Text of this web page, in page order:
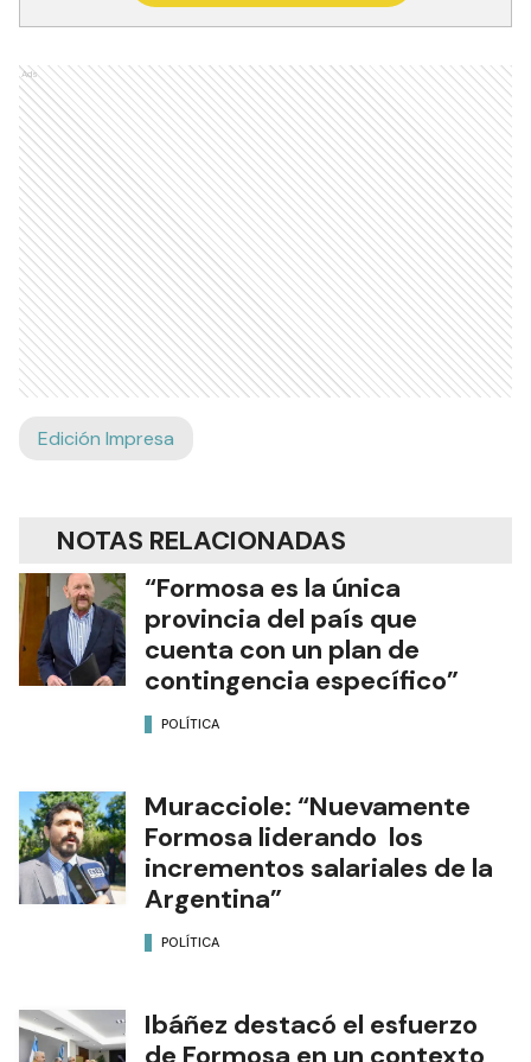
Ads
Edición Impresa
NOTAS RELACIONADAS
“Formosa es la única
provincia del país que
cuenta con un plan de
contingencia específico”
POLÍTICA
Muracciole: “Nuevamente
Formosa liderando los
incrementos salariales de la
Argentina”
POLÍTICA
Ibáñez destacó el esfuerzo